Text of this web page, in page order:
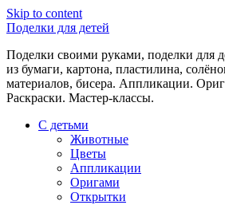
Skip to content
Поделки для детей
Поделки своими руками, поделки для
из бумаги, картона, пластилина,
материалов, бисера. Аппликации.
Раскраски. Мастер-классы.
С детьми
Животные
Цветы
Аппликации
Оригами
Открытки